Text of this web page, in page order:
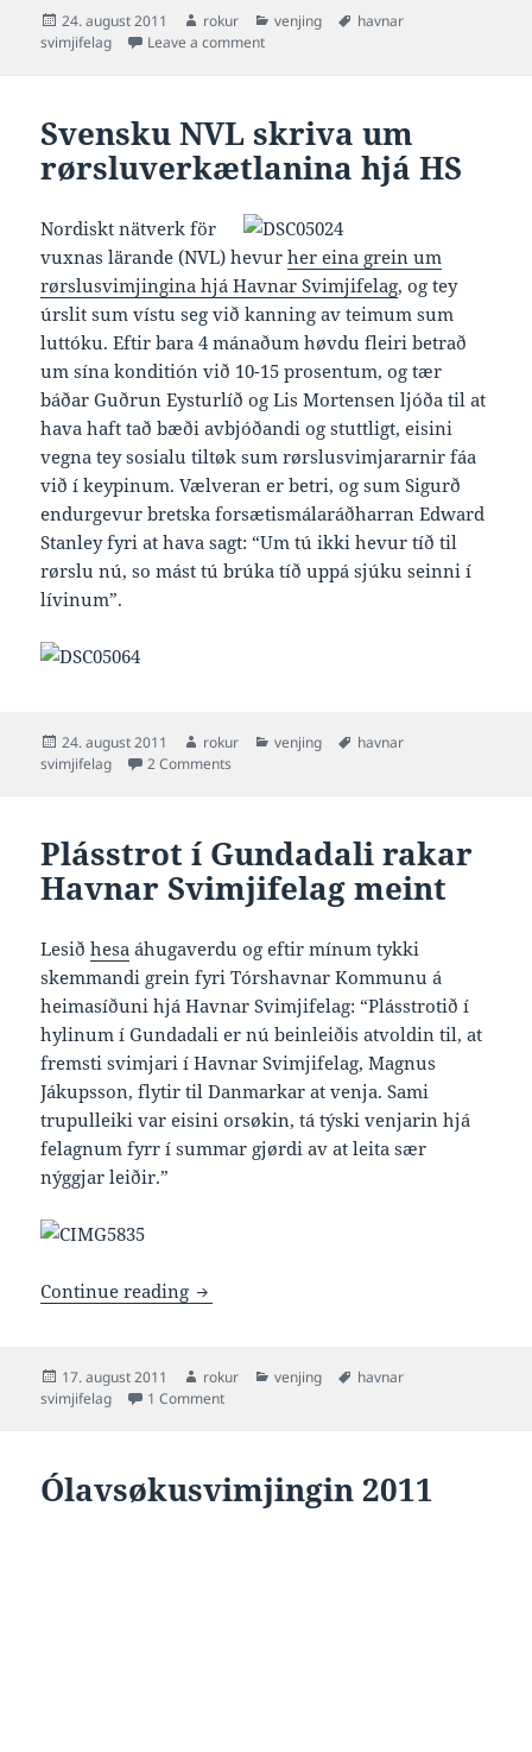
Posted
on
24. august 2011 Author
rokur Categories
venjing Tags
havnar
svimjifelag
Leave a commenton Havnar Svimjifelag givið út faldara í
Svensku NVL skriva um
rørsluverkætlanina hjá HS
Nordiskt nätverk för
vuxnas lärande (NVL) hevurher eina grein um
rørslusvimjingina hjá Havnar Svimjifelag, og tey
úrslit sum vístu seg við kanning av teimum sum
luttóku. Eftir bara 4 mánaðum høvdu fleiri betrað
um sína konditión við 10-15 prosentum, og tær
báðar Guðrun Eysturlíð og Lis Mortensen ljóða til at
hava haft tað bæði avbjóðandi og stuttligt, eisini
vegna tey sosialu tiltøk sum rørslusvimjararnir fáa
við í keypinum. Vælveran er betri, og sum Sigurð
endurgevur bretska forsætismálaráðharran Edward
Stanley fyri at hava sagt: “Um tú ikki hevur tíð til
rørslu nú, so mást tú brúka tíð uppá sjúku seinni í
lívinum”.
Posted
on
24. august 2011 Author
rokur Categories
venjing Tags
havnar
svimjifelag
2 Comments
Plásstrot í Gundadali rakar
Havnar Svimjifelag meint
Lesiðhesa áhugaverdu og eftir mínum tykki
skemmandi grein fyri Tórshavnar Kommunu á
heimasíðuni hjá Havnar Svimjifelag: “Plásstrotið í
hylinum í Gundadali er nú beinleiðis atvoldin til, at
fremsti svimjari í Havnar Svimjifelag, Magnus
Jákupsson, flytir til Danmarkar at venja. Sami
trupulleiki var eisini orsøkin, tá týski venjarin hjá
felagnum fyrr í summar gjørdi av at leita sær
nýggjar leiðir.”
Continue reading Plásstrot í Gundadali rakar Havnar
Posted
on
17. august 2011 Author
rokur Categories
venjing Tags
havnar
svimjifelag
1 Commenton Plásstrot í Gundadali rakar Havnar
Ólavsøkusvimjingin 2011